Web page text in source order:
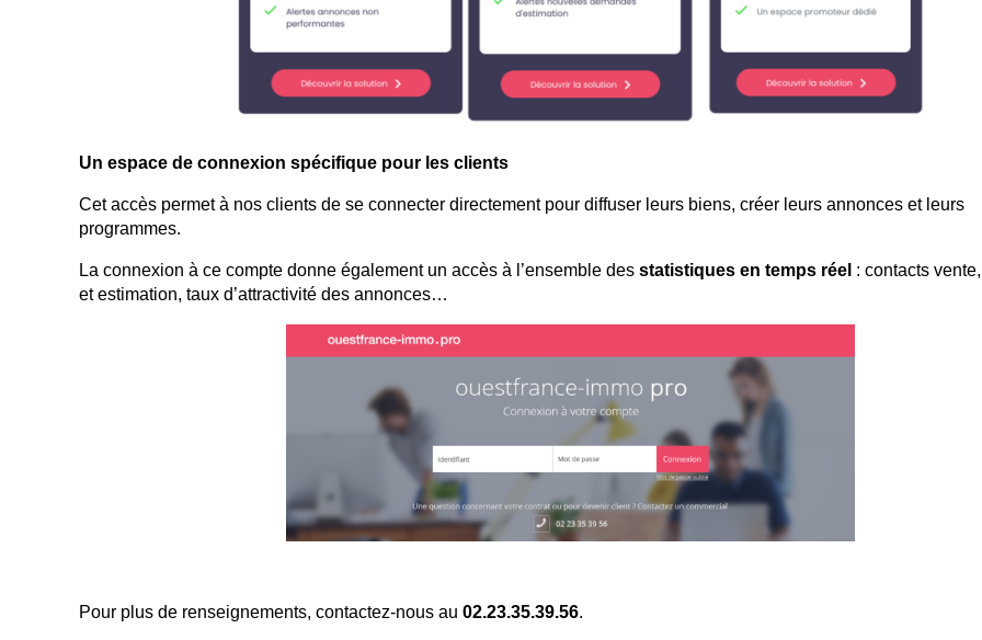
Un espace de connexion spécifique pour les clients
Cet accès permet à nos clients de se connecter directement pour diffuser leurs biens, créer leurs annonces et leurs
programmes.
La connexion à ce compte donne également un accès à l’ensemble des statistiques en temps réel : contacts
et estimation, taux d’attractivité des annonces…
Pour plus de renseignements, contactez-nous au 02.23.35.39.56.